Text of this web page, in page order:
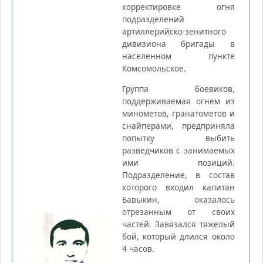
корректировке огня
подразделений
артиллерийско-зенитного
дивизиона бригады в
населенном пункте
Комсомольское.
Группа боевиков,
поддерживаемая огнем из
минометов, гранатометов и
снайперами, предприняла
попытку выбить
разведчиков с занимаемых
ими позиций.
Подразделение, в состав
которого входил капитан
Бавыкин, оказалось
отрезанным от своих
частей. Завязался тяжелый
бой, который длился около
4 часов.